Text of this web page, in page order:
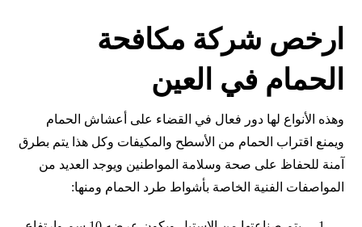
ارخص شركة مكافحة
الحمام في العين
وهذه الأنواع لها دور فعال في القضاء على أعشاش الحمام
ويمنع اقتراب الحمام من الأسطح والمكيفات وكل هذا يتم بطرق
آمنة للحفاظ على صحة وسلامة المواطنين ويوجد العديد من
المواصفات الفنية الخاصة بأشواط طرد الحمام ومنها: